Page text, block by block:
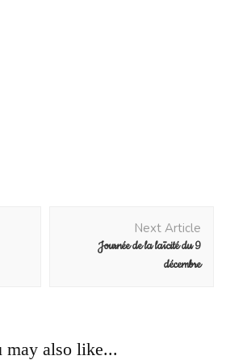
Next Article
Journée de la laïcité du 9
décembre
may also like...